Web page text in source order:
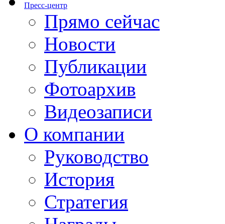
Пресс-центр
Прямо сейчас
Новости
Публикации
Фотоархив
Видеозаписи
О компании
Руководство
История
Стратегия